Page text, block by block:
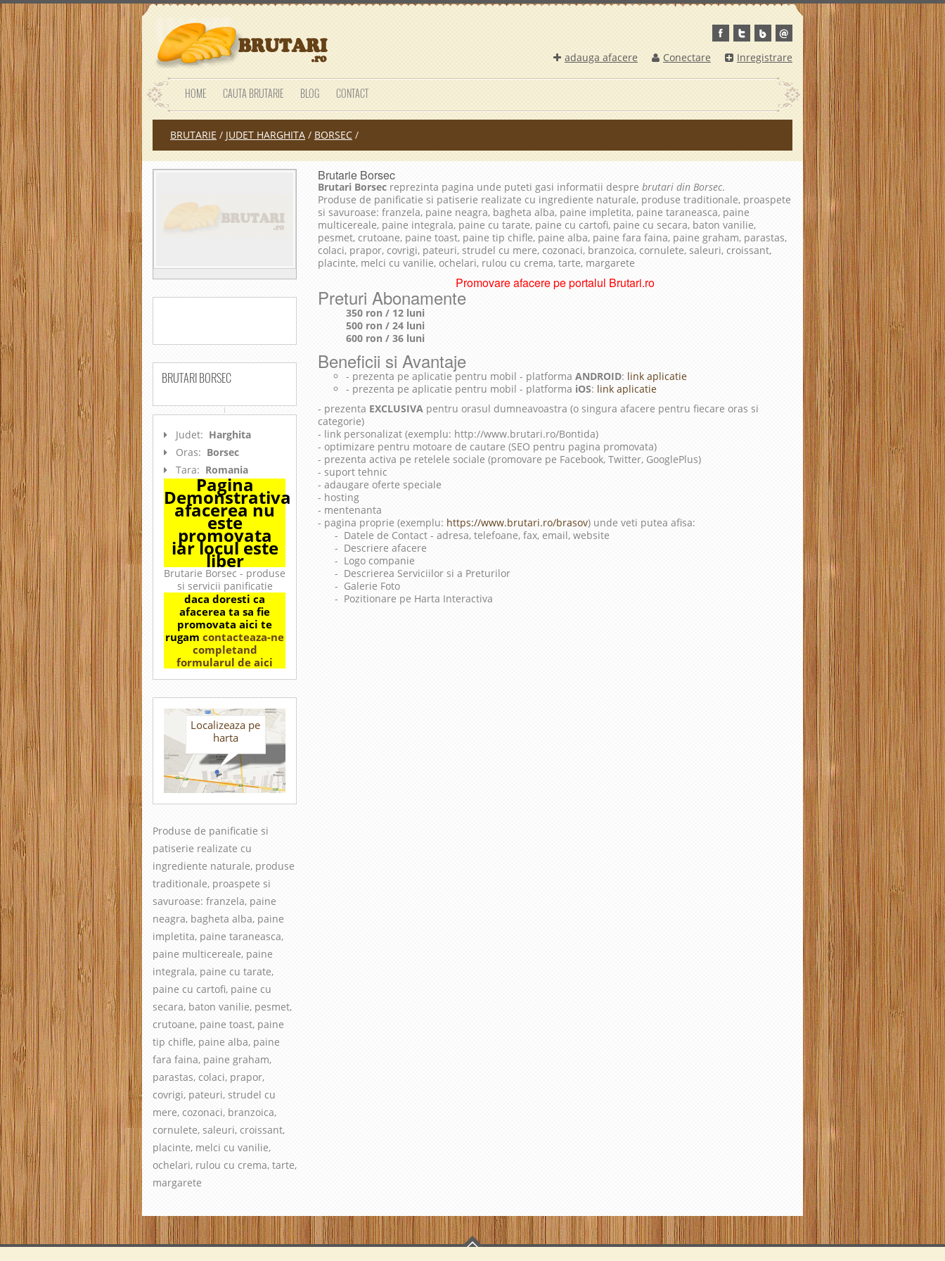
adauga afacere Conectare Inregistrare
HOME CAUTA BRUTARIE BLOG CONTACT
BRUTARIE / JUDET HARGHITA / BORSEC /
BRUTARI BORSEC
Judet: Harghita
Oras: Borsec
Tara: Romania
Pagina
Demonstrativa
afacerea nu
este
promovata
iar locul este
liber
Brutarie Borsec - produse
si servicii panificatie
daca doresti ca
afacerea ta sa fie
promovata aici te
rugam contacteaza-ne
completand
formularul de aici
Localizeaza pe
harta
Produse de panificatie si
patiserie realizate cu
ingrediente naturale, produse
traditionale, proaspete si
savuroase: franzela, paine
neagra, bagheta alba, paine
impletita, paine taraneasca,
paine multicereale, paine
integrala, paine cu tarate,
paine cu cartofi, paine cu
secara, baton vanilie, pesmet,
crutoane, paine toast, paine
tip chifle, paine alba, paine
fara faina, paine graham,
parastas, colaci, prapor,
covrigi, pateuri, strudel cu
mere, cozonaci, branzoica,
cornulete, saleuri, croissant,
placinte, melci cu vanilie,
ochelari, rulou cu crema, tarte,
margarete
Brutarie Borsec
Brutari Borsec reprezinta pagina unde puteti gasi informatii despre brutari din Borsec.
Produse de panificatie si patiserie realizate cu ingrediente naturale, produse traditionale, proaspete
si savuroase: franzela, paine neagra, bagheta alba, paine impletita, paine taraneasca, paine
multicereale, paine integrala, paine cu tarate, paine cu cartofi, paine cu secara, baton vanilie,
pesmet, crutoane, paine toast, paine tip chifle, paine alba, paine fara faina, paine graham, parastas,
colaci, prapor, covrigi, pateuri, strudel cu mere, cozonaci, branzoica, cornulete, saleuri, croissant,
placinte, melci cu vanilie, ochelari, rulou cu crema, tarte, margarete
Promovare afacere pe portalul Brutari.ro
Preturi Abonamente
350 ron / 12 luni
500 ron / 24 luni
600 ron / 36 luni
Beneficii si Avantaje
- prezenta pe aplicatie pentru mobil - platforma ANDROID: link aplicatie
- prezenta pe aplicatie pentru mobil - platforma iOS: link aplicatie
- prezenta EXCLUSIVA pentru orasul dumneavoastra (o singura afacere pentru fiecare oras si
categorie)
- link personalizat (exemplu: http://www.brutari.ro/Bontida)
- optimizare pentru motoare de cautare (SEO pentru pagina promovata)
- prezenta activa pe retelele sociale (promovare pe Facebook, Twitter, GooglePlus)
- suport tehnic
- adaugare oferte speciale
- hosting
- mentenanta
- pagina proprie (exemplu: https://www.brutari.ro/brasov) unde veti putea afisa:
- Datele de Contact - adresa, telefoane, fax, email, website
- Descriere afacere
- Logo companie
- Descrierea Serviciilor si a Preturilor
- Galerie Foto
- Pozitionare pe Harta Interactiva